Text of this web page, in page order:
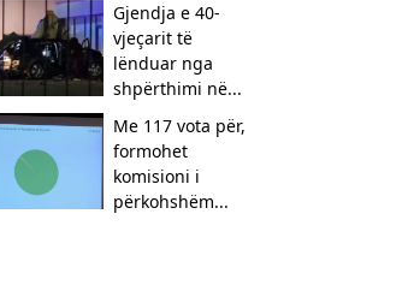
Gjendja e 40-
vjeçarit të
lënduar nga
shpërthimi në...
Me 117 vota për,
formohet
komisioni i
përkohshëm...